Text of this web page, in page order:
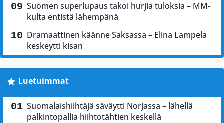
Suomen superlupaus takoi hurjia tuloksia – MM-
kulta entistä lähempänä
Dramaattinen käänne Saksassa – Elina Lampela
keskeytti kisan
Luetuimmat
Suomalaishiihtäjä säväytti Norjassa – lähellä
palkintopallia hiihtotähtien keskellä